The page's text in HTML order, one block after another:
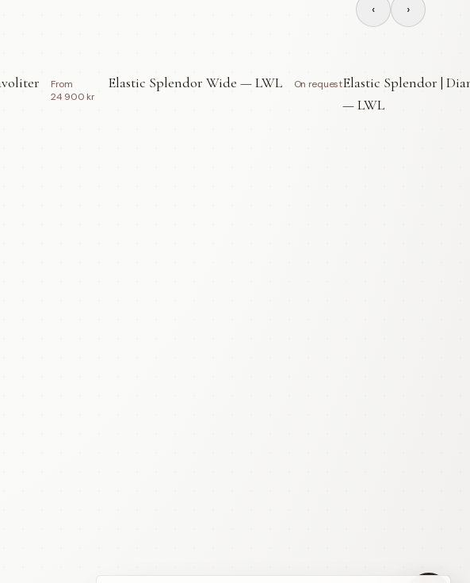
‹ ›
From
24 900 kr
Elastic Splendor Wide — LWL On requestElastic Splendor |
— LWL